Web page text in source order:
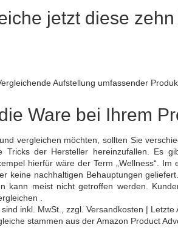
jetzt diese
Aufstellung umfassender
Ware bei Ihrem
vergleichen möchten, sollten Sie
Tricks der Hersteller hereinzufallen. Es
hierfür wäre der Term „Wellness“.
keine nachhaltigen Behauptungen
kann meist nicht getroffen werden.
.
inkl. MwSt., zzgl. Versandkosten |
stammen aus der Amazon Product